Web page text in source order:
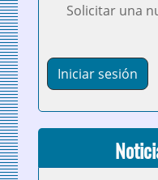
Solicitar una